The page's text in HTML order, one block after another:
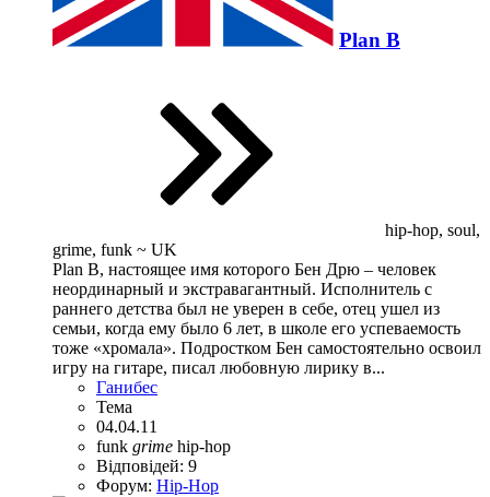
Plan B
hip-hop, soul,
grime, funk ~ UK
Plan B, настоящее имя которого Бен Дрю – человек
неординарный и экстравагантный. Исполнитель с
раннего детства был не уверен в себе, отец ушел из
семьи, когда ему было 6 лет, в школе его успеваемость
тоже «хромала». Подростком Бен самостоятельно освоил
игру на гитаре, писал любовную лирику в...
Ганибес
Тема
04.04.11
funk grime hip-hop
Відповідей: 9
Форум: Hip-Hop